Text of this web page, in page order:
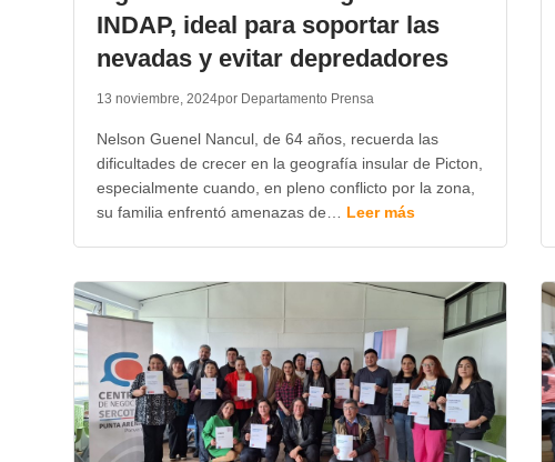
INDAP, ideal para soportar las
nevadas y evitar depredadores
13 noviembre, 2024por Departamento Prensa
Nelson Guenel Nancul, de 64 años, recuerda las
dificultades de crecer en la geografía insular de Picton,
especialmente cuando, en pleno conflicto por la zona,
su familia enfrentó amenazas de… Leer más